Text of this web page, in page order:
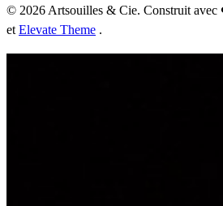
© 2026 Artsouilles & Cie. Construit avec
et Elevate Theme .